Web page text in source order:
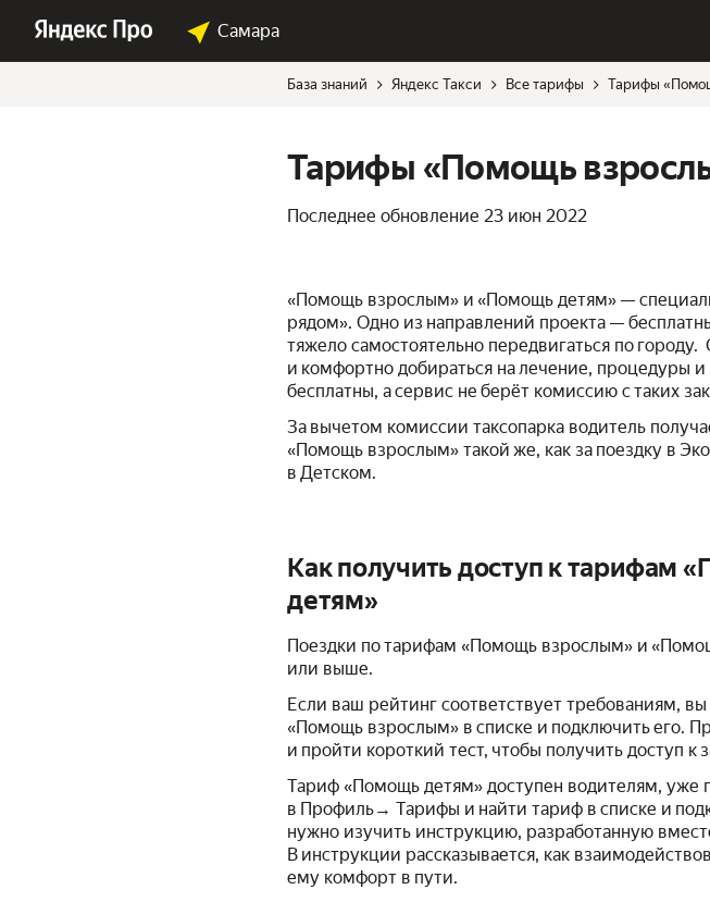
Самара
База знаний Яндекс Такси Все тарифы Тарифы
Тарифы «Помощь
Последнее обновление 23 июн 2022
«Помощь взрослым» и «Помощь детям» —
рядом». Одно из направлений проекта —
тяжело самостоятельно передвигаться по
и комфортно добираться на лечение, процедуры
бесплатны, а сервис не берёт комиссию с таких
За вычетом комиссии таксопарка водитель
«Помощь взрослым» такой же, как за поездку в
в Детском.
Как получить доступ к тарифам
детям»
Поездки по тарифам «Помощь взрослым» и
или выше.
Если ваш рейтинг соответствует требованиям,
«Помощь взрослым» в списке и подключить его.
и пройти короткий тест, чтобы получить доступ к
Тариф «Помощь детям» доступен водителям, уже
в Профиль→ Тарифы и найти тариф в списке и
нужно изучить инструкцию, разработанную
В инструкции рассказывается, как
ему комфорт в пути.